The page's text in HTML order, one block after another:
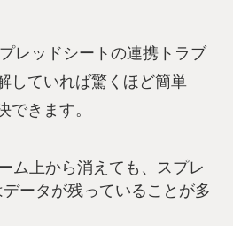
レッドシートの連携トラブ
していれば驚くほど簡単
できます。
ム上から消えても、スプレ
ータが残っていることが多